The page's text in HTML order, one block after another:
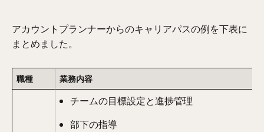
アカウントプランナーからのキャリアパスの例を下表に
まとめました。
職種 業務内容
チームの目標設定と進捗管理
部下の指導